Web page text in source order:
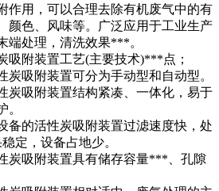
作用，可以合理去除有机废气中的有
颜色、风味等。广泛应用于工业生产
端处理，清洗效果***。
吸附装置工艺(主要技术)***点；
炭吸附装置可分为手动型和自动型。
炭吸附装置结构紧凑、一体化，易于
。
备的活性炭吸附装置过滤速度快，处
定，设备占地少。
炭吸附装置具有储存容量***、孔隙